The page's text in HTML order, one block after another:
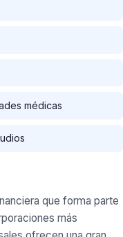
médicas
que forma parte
más